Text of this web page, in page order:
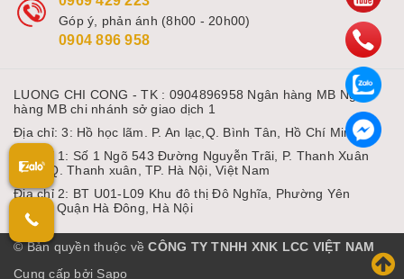
Góp ý, phản ánh (8h00 - 20h00)
0904 896 958
LUONG CHI CONG - TK : 0904896958 Ngân hàng MB Ngân
hàng MB chi nhánh sở giao dịch 1
Địa chỉ: 3: Hồ học lãm. P. An lạc,Q. Bình Tân, Hồ Chí Minh
Địa chỉ 1: Số 1 Ngõ 543 Đường Nguyễn Trãi, P. Thanh Xuân
Nam, Q. Thanh xuân, TP. Hà Nội, Việt Nam
Địa chỉ 2: BT U01-L09 Khu đô thị Đô Nghĩa, Phường Yên
Nghĩa, Quận Hà Đông, Hà Nội
© Bản quyền thuộc vềCÔNG TY TNHH XNK LCC VIỆT NAM
Cung cấp bởi Sapo